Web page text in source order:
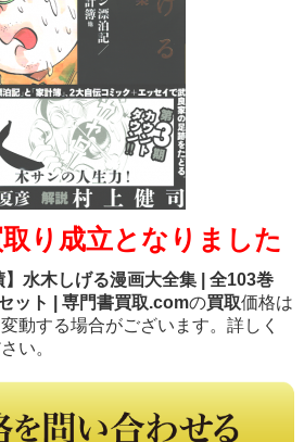
り成立となりました
】水木しげる漫画大全集 | 全103巻
ット | 専門書買取.comの買取価格は
動する場合がございます。詳しく
い。